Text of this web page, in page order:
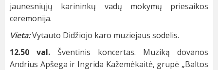
jaunesniųjų karininkų vadų mokymų priesaikos
ceremonija.
Vieta:Vytauto Didžiojo karo muziejaus sodelis.
12.50 val. Šventinis koncertas. Muziką dovanos
Andrius Apšega ir Ingrida Kažemėkaitė, grupė „Baltos